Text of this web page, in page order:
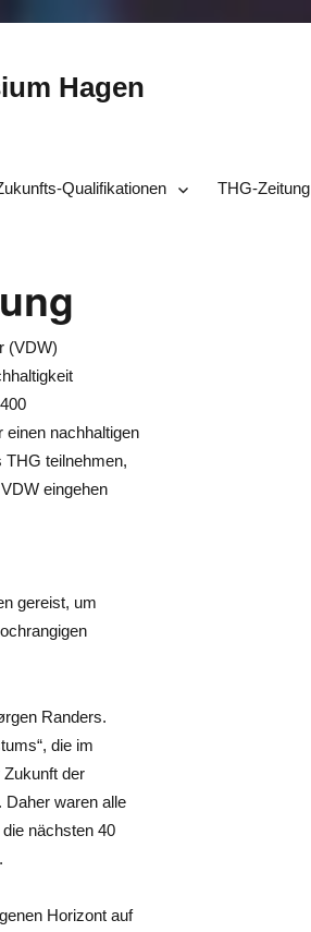
Hagen
Qualifikationen THG-Zeitung
(VDW)
nachhaltigen
THG teilnehmen,
eingehen
gereist, um
Randers.
die im
der
Daher waren alle
nächsten 40
Horizont auf